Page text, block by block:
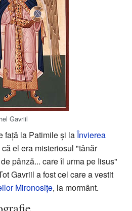
Gavriil
față la Patimile și laÎnvierea
el era misteriosul "tânăr
pânză... care îl urma pe Iisus"
Gavriil a fost cel care a vestit
Mironosiţe, la mormânt.